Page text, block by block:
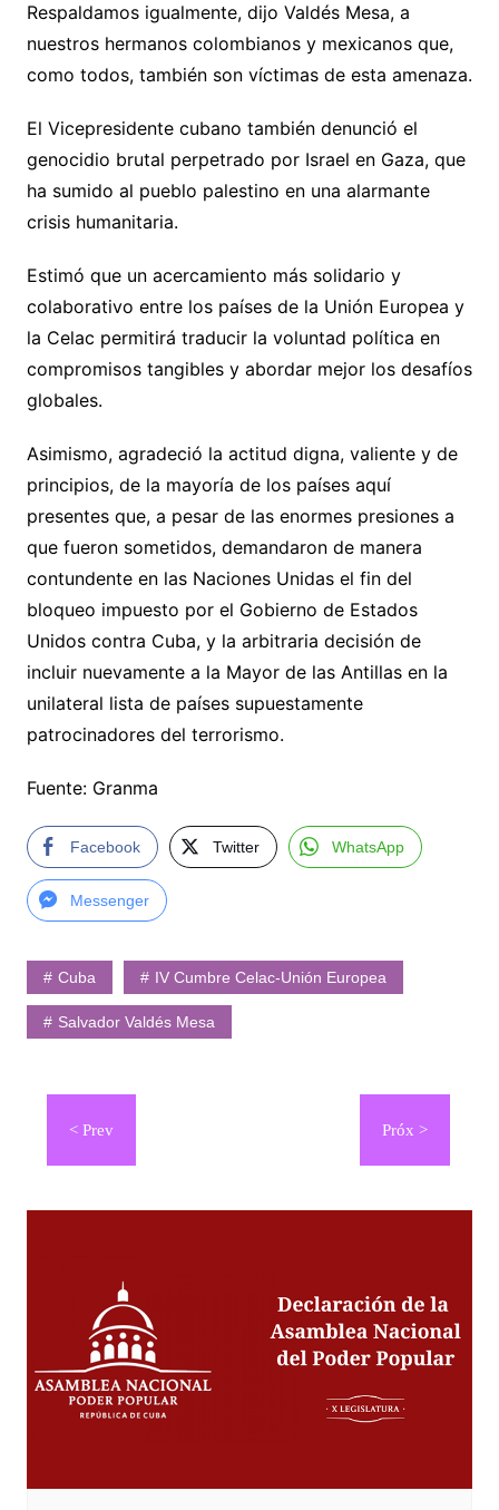
Respaldamos igualmente, dijo Valdés Mesa, a
nuestros hermanos colombianos y mexicanos que,
como todos, también son víctimas de esta amenaza.
El Vicepresidente cubano también denunció el
genocidio brutal perpetrado por Israel en Gaza, que
ha sumido al pueblo palestino en una alarmante
crisis humanitaria.
Estimó que un acercamiento más solidario y
colaborativo entre los países de la Unión Europea y
la Celac permitirá traducir la voluntad política en
compromisos tangibles y abordar mejor los desafíos
globales.
Asimismo, agradeció la actitud digna, valiente y de
principios, de la mayoría de los países aquí
presentes que, a pesar de las enormes presiones a
que fueron sometidos, demandaron de manera
contundente en las Naciones Unidas el fin del
bloqueo impuesto por el Gobierno de Estados
Unidos contra Cuba, y la arbitraria decisión de
incluir nuevamente a la Mayor de las Antillas en la
unilateral lista de países supuestamente
patrocinadores del terrorismo.
Fuente: Granma
Facebook Twitter WhatsApp
Messenger
Cuba IV Cumbre Celac-Unión Europea
Salvador Valdés Mesa
Navegación
entradas